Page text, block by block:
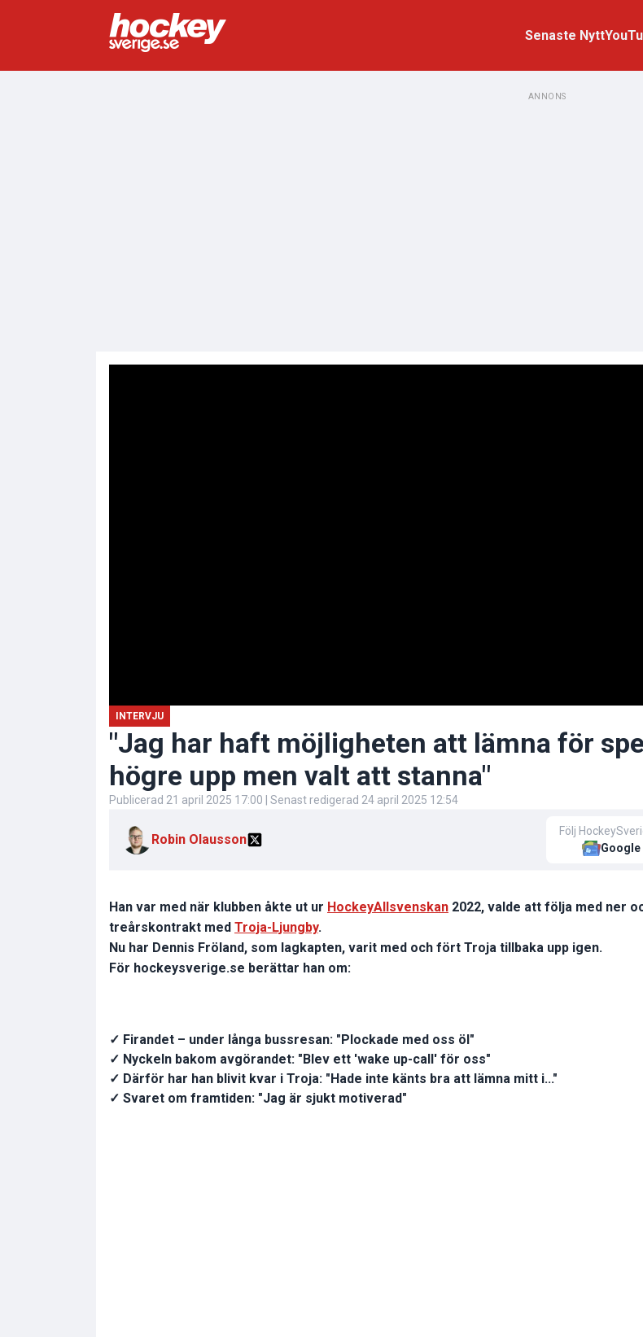
Senaste Nytt
ANNONS
INTERVJU
"Jag har haft möjligheten att lämna för
högre upp men valt att stanna"
Publicerad 21 april 2025 17:00 | Senast redigerad 24 april 2025 12:54
Robin Olausson
Följ
Google
Han var med när klubben åkte ut ur HockeyAllsvenskan 2022, valde att följa med ner
treårskontrakt med Troja-Ljungby.
Nu har Dennis Fröland, som lagkapten, varit med och fört Troja tillbaka upp igen.
För hockeysverige.se berättar han om:
✓ Firandet – under långa bussresan: "Plockade med oss öl"
✓ Nyckeln bakom avgörandet: "Blev ett 'wake up-call' för oss"
✓ Därför har han blivit kvar i Troja: "Hade inte känts bra att lämna mitt i..."
✓ Svaret om framtiden: "Jag är sjukt motiverad"